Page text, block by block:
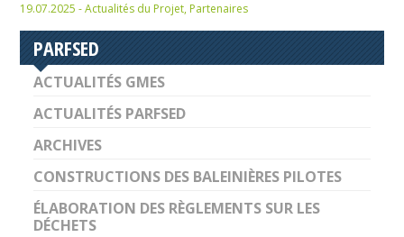
19.07.2025 - Actualités du Projet, Partenaires
PARFSED
ACTUALITÉS GMES
ACTUALITÉS PARFSED
ARCHIVES
CONSTRUCTIONS DES BALEINIÈRES PILOTES
ÉLABORATION DES RÈGLEMENTS SUR LES
DÉCHETS